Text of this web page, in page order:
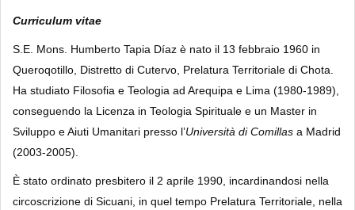
Curriculum vitae
S.E. Mons. Humberto Tapia Díaz è nato il 13 febbraio 1960 in
Queroqotillo, Distretto di Cutervo, Prelatura Territoriale di Chota.
Ha studiato Filosofia e Teologia ad Arequipa e Lima (1980-1989),
conseguendo la Licenza in Teologia Spirituale e un Master in
Sviluppo e Aiuti Umanitari presso l’Università di Comillas a Madrid
(2003-2005).
È stato ordinato presbitero il 2 aprile 1990, incardinandosi nella
circoscrizione di Sicuani, in quel tempo Prelatura Territoriale, nella